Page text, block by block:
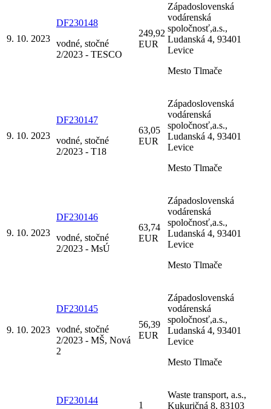
9. 10. 2023
DF230148
vodné, stočné
2/2023 - TESCO
249,92
EUR
Západoslovenská
vodárenská
spoločnosť,a.s.,
Ludanská 4, 93401
Levice
Mesto Tlmače
9. 10. 2023
DF230147
vodné, stočné
2/2023 - T18
63,05
EUR
Západoslovenská
vodárenská
spoločnosť,a.s.,
Ludanská 4, 93401
Levice
Mesto Tlmače
9. 10. 2023
DF230146
vodné, stočné
2/2023 - MsÚ
63,74
EUR
Západoslovenská
vodárenská
spoločnosť,a.s.,
Ludanská 4, 93401
Levice
Mesto Tlmače
9. 10. 2023
DF230145
vodné, stočné
2/2023 - MŠ, Nová
2
56,39
EUR
Západoslovenská
vodárenská
spoločnosť,a.s.,
Ludanská 4, 93401
Levice
Mesto Tlmače
DF230144 1
Waste transport, a.s.,
Kukuričná 8, 83103